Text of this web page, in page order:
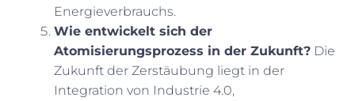
Energieverbrauchs.
Wie entwickelt sich der
Atomisierungsprozess in der Zukunft? Die
Zukunft der Zerstäubung liegt in der
Integration von Industrie 4.0,